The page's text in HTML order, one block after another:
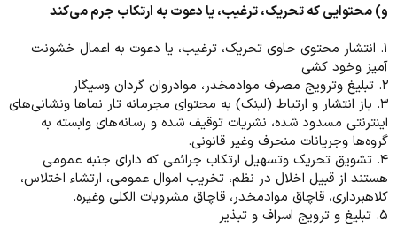
و) محتوایی که تحریک، ترغیب، یا دعوت به ارتکاب جرم می‌کند
۱. انتشار محتوی حاوی تحریک، ترغیب، یا دعوت به اعمال خشونت
آمیز وخود کشی
۲. تبلیغ وترویج مصرف موادمخدر، موادروان گردان وسیگار
۳. باز انتشار و ارتباط (لینک) به محتوای مجرمانه تار نما‌ها ونشانی‌های
اینترنتی مسدود شده، نشریات توقیف شده و رسانه‌های وابسته به
گروه‌ها وجریانات منحرف وغیر قانونی.
۴. تشویق تحریک وتسهیل ارتکاب جرائمی که دارای جنبه عمومی
هستند از قبیل اخلال در نظم، ‌تخریب اموال عمومی، ارتشاء اختلاس،
کلاهبرداری، قاچاق موادمخدر، قاچاق مشروبات الکلی وغیره.
۵. تبلیغ و ترویج اسراف و تبذیر